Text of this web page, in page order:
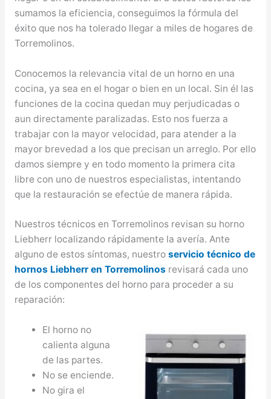
sumamos la eficiencia, conseguimos la fórmula del
éxito que nos ha tolerado llegar a miles de hogares de
Torremolinos.
Conocemos la relevancia vital de un horno en una
cocina, ya sea en el hogar o bien en un local. Sin él las
funciones de la cocina quedan muy perjudicadas o
aun directamente paralizadas. Esto nos fuerza a
trabajar con la mayor velocidad, para atender a la
mayor brevedad a los que precisan un arreglo. Por ello
damos siempre y en todo momento la primera cita
libre con uno de nuestros especialistas, intentando
que la restauración se efectúe de manera rápida.
Nuestros técnicos en Torremolinos revisan su horno
Liebherr localizando rápidamente la avería. Ante
alguno de estos síntomas, nuestro servicio técnico de
hornos Liebherr en Torremolinosrevisará cada uno
de los componentes del horno para proceder a su
reparación:
El horno no
calienta alguna
de las partes.
No se enciende.
No gira el